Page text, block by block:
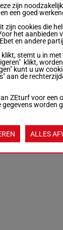
zijn
een goed
zijn cookies die
het aanbieden
en andere
klikt, stemt u in
klikt,
kunt u uw
aan de
ZEturf voor een
worden
ALLES